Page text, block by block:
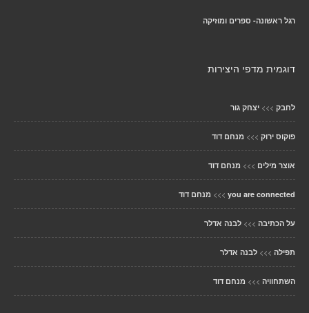
רגל ראשונה- ספרים ומוזיקה
דוגמית מדפי היצירות
לחבק >>> יצחק גור
פוקוס ירוק >>> מנחם דוד
אוצר מילים >>> מנחם דוד
you are connected
>>> מנחם דוד
על הכתיבה >>> לבנה אדלר
תפילה >>> לבנה אדלר
השתחוויה >>> מנחם דוד